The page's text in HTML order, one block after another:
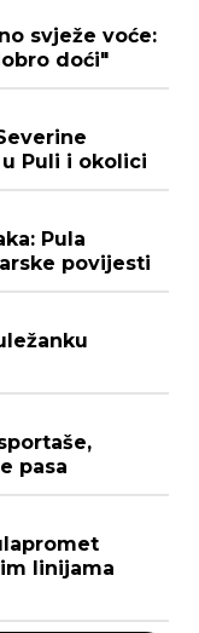
svježe voće:
doći"
Puli i okolici
Pula
povijesti
pasa
linijama